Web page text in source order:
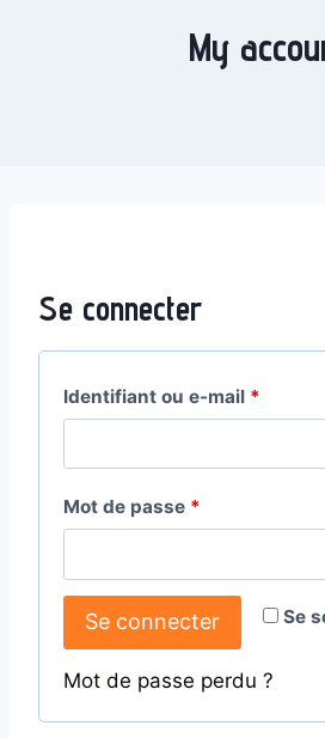
My
Se connecter
Identifiant ou e-mail *
Mot de passe *
Se
Se connecter
Mot de passe perdu ?